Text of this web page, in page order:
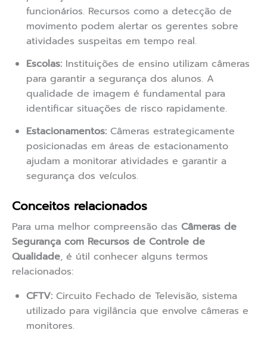
funcionários. Recursos como a detecção de
movimento podem alertar os gerentes sobre
atividades suspeitas em tempo real.
Escolas: Instituições de ensino utilizam câmeras
para garantir a segurança dos alunos. A
qualidade de imagem é fundamental para
identificar situações de risco rapidamente.
Estacionamentos: Câmeras estrategicamente
posicionadas em áreas de estacionamento
ajudam a monitorar atividades e garantir a
segurança dos veículos.
Conceitos relacionados
Para uma melhor compreensão das Câmeras de
Segurança com Recursos de Controle de
Qualidade, é útil conhecer alguns termos
relacionados:
CFTV: Circuito Fechado de Televisão, sistema
utilizado para vigilância que envolve câmeras e
monitores.